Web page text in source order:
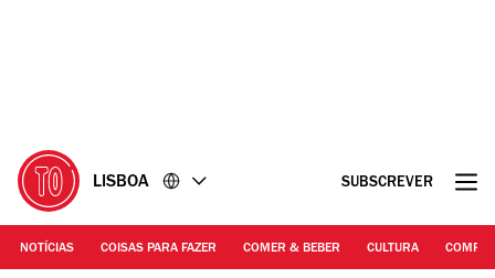
LISBOA SUBSCREVER
NOTÍCIAS COISAS PARA FAZER COMER & BEBER CULTURA
Estelle Valente